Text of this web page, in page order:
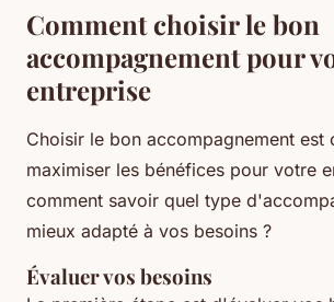
Comment choisir le bon
accompagnement pour
entreprise
Choisir le bon accompagnement est
maximiser les bénéfices pour votre
comment savoir quel type
mieux adapté à vos besoins ?
Évaluer vos besoins